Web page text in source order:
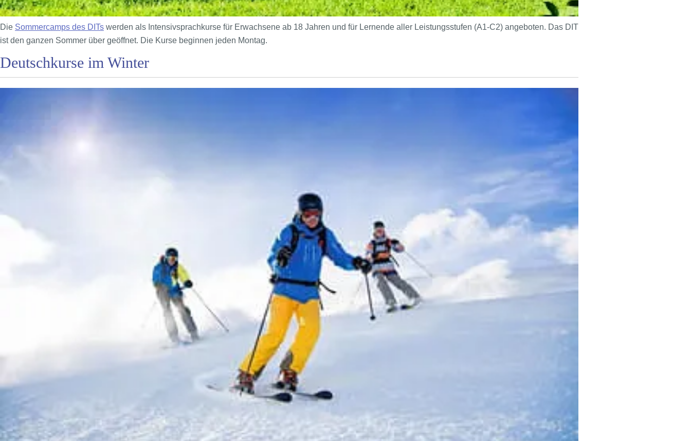
Die Sommercamps des DITs werden als Intensivsprachkurse für Erwachsene ab 18 Jahren und für Lernende aller Leistungsstufen (A1-C2) angeboten. Das DIT
ist den ganzen Sommer über geöffnet. Die Kurse beginnen jeden Montag.
Deutschkurse im Winter